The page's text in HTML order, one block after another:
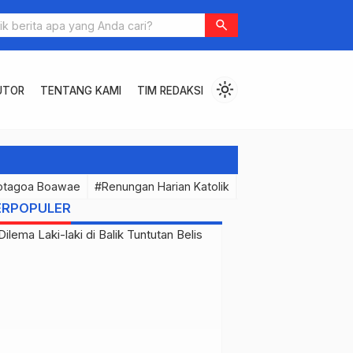
PARIPURNA OLIGARKI: Menanti Pahlawan Keadilan di Balik
search
TENTANG KAMI TIM REDAKSI light_mode
Boawae #Renungan Harian Katolik